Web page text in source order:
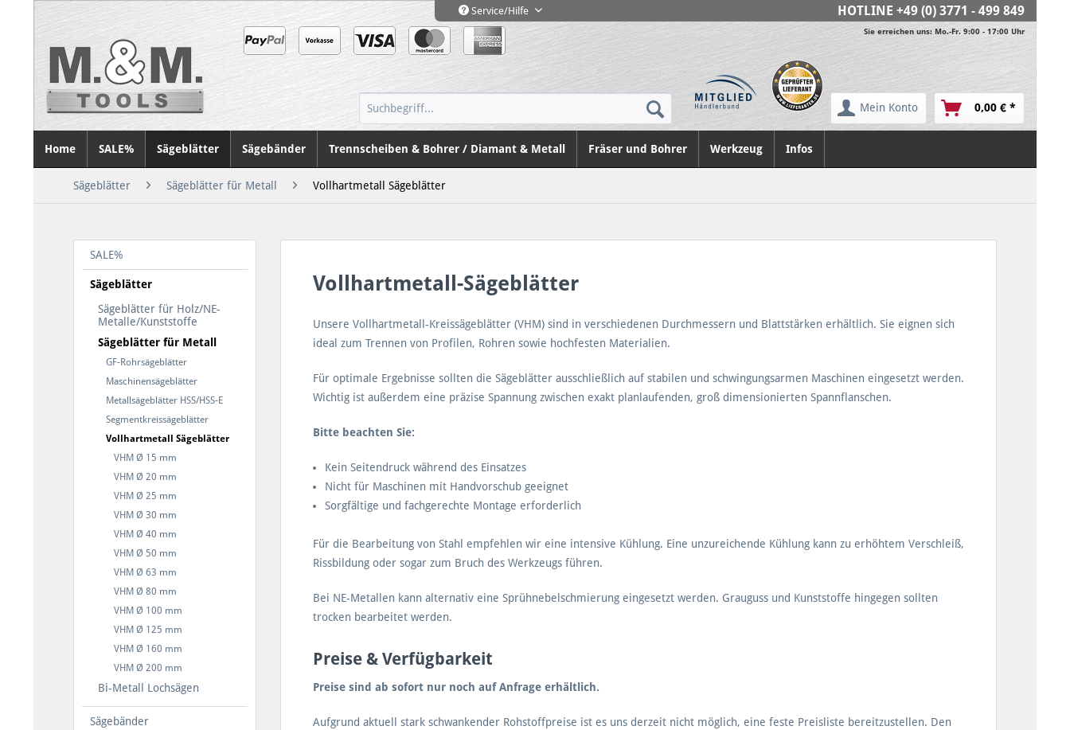
Service/Hilfe HOTLINE +49 (0) 3771 - 499 849
Sie erreichen uns: Mo.-Fr. 9:00 - 17:00 Uhr
Mein Konto 0,00 € *
Home SALE% Sägeblätter Sägebänder Trennscheiben & Bohrer / Diamant & Metall Fräser und Bohrer Werkzeug Infos
Sägeblätter Sägeblätter für Metall Vollhartmetall Sägeblätter
SALE%
Sägeblätter
Sägeblätter für Holz/NE-
Metalle/Kunststoffe
Sägeblätter für Metall
GF-Rohrsägeblätter
Maschinensägeblätter
Metallsägeblätter HSS/HSS-E
Segmentkreissägeblätter
Vollhartmetall Sägeblätter
VHM Ø 15 mm
VHM Ø 20 mm
VHM Ø 25 mm
VHM Ø 30 mm
VHM Ø 40 mm
VHM Ø 50 mm
VHM Ø 63 mm
VHM Ø 80 mm
VHM Ø 100 mm
VHM Ø 125 mm
VHM Ø 160 mm
VHM Ø 200 mm
Bi-Metall Lochsägen
Sägebänder
Vollhartmetall-Sägeblätter
Unsere Vollhartmetall-Kreissägeblätter (VHM) sind in verschiedenen Durchmessern und Blattstärken erhältlich. Sie eignen sich
ideal zum Trennen von Profilen, Rohren sowie hochfesten Materialien.
Für optimale Ergebnisse sollten die Sägeblätter ausschließlich auf stabilen und schwingungsarmen Maschinen eingesetzt werden.
Wichtig ist außerdem eine präzise Spannung zwischen exakt planlaufenden, groß dimensionierten Spannflanschen.
Bitte beachten Sie:
Kein Seitendruck während des Einsatzes
Nicht für Maschinen mit Handvorschub geeignet
Sorgfältige und fachgerechte Montage erforderlich
Für die Bearbeitung von Stahl empfehlen wir eine intensive Kühlung. Eine unzureichende Kühlung kann zu erhöhtem Verschleiß,
Rissbildung oder sogar zum Bruch des Werkzeugs führen.
Bei NE-Metallen kann alternativ eine Sprühnebelschmierung eingesetzt werden. Grauguss und Kunststoffe hingegen sollten
trocken bearbeitet werden.
Preise & Verfügbarkeit
Preise sind ab sofort nur noch auf Anfrage erhältlich.
Aufgrund aktuell stark schwankender Rohstoffpreise ist es uns derzeit nicht möglich, eine feste Preisliste bereitzustellen. Den